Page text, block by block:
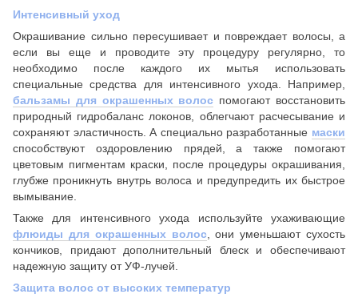
Интенсивный уход
Окрашивание сильно пересушивает и повреждает волосы, а
если вы еще и проводите эту процедуру регулярно, то
необходимо после каждого их мытья использовать
специальные средства для интенсивного ухода. Например,
бальзамы для окрашенных волос помогают восстановить
природный гидробаланс локонов, облегчают расчесывание и
сохраняют эластичность. А специально разработанные маски
способствуют оздоровлению прядей, а также помогают
цветовым пигментам краски, после процедуры окрашивания,
глубже проникнуть внутрь волоса и предупредить их быстрое
вымывание.
Также для интенсивного ухода используйте ухаживающие
флюиды для окрашенных волос, ониуменьшают сухость
кончиков, придают дополнительный блеск и обеспечивают
надежную защиту от УФ-лучей.
Защита волос от высоких температур